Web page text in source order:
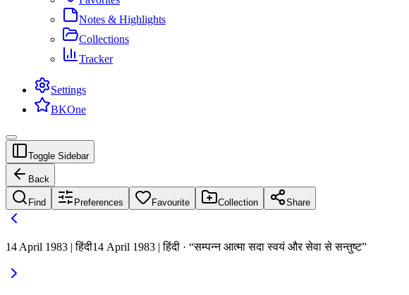
Notes & Highlights
Collections
Tracker
Settings
BKOne
Toggle Sidebar
Back
Find Preferences Favourite Collection Share
14 April 1983 | हिंदी14 April 1983 | हिंदी · “सम्पन्न आत्मा सदा स्वयं और सेवा से सन्तुष्ट”